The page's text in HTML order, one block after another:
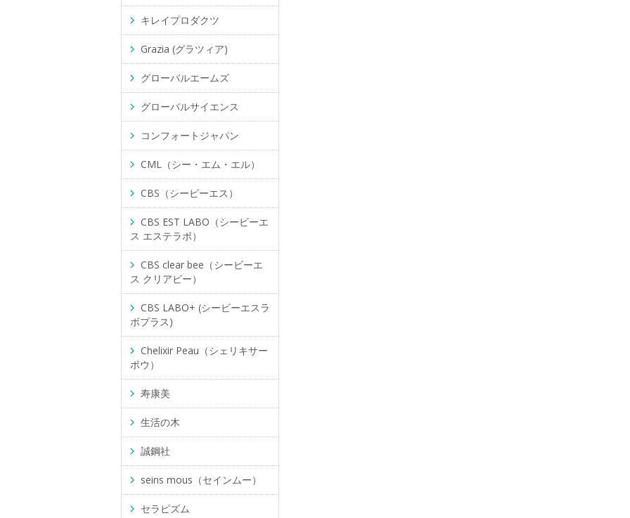
キレイプロダクツ
Grazia (グラツィア)
グローバルエームズ
グローバルサイエンス
コンフォートジャパン
CML（シー・エム・エル）
CBS（シービーエス）
CBS EST LABO（シービーエ
ス エステラボ）
CBS clear bee（シービーエ
ス クリアビー）
CBS LABO+ (シービーエスラ
ボプラス)
Chelixir Peau（シェリキサー
ポウ）
寿康美
生活の木
誠鋼社
seins mous（セインムー）
セラピズム